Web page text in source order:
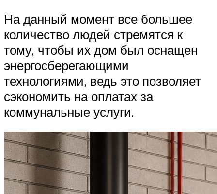
На данный момент все большее
количество людей стремятся к
тому, чтобы их дом был оснащен
энергосберегающими
технологиями, ведь это позволяет
сэкономить на оплатах за
коммунальные услуги.